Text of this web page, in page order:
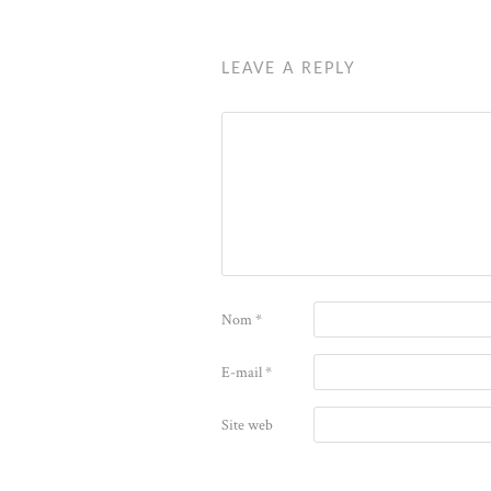
LEAVE A REPLY
Nom*
E-mail*
Site web